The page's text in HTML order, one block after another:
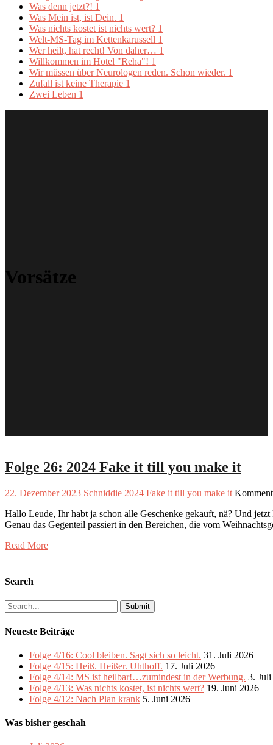
Was denn jetzt?! 1
Was Mein ist, ist Dein. 1
Was nichts kostet ist nichts wert? 1
Welt-MS-Tag im Kettenkarussell 1
Wer heilt, hat recht! Von daher… 1
Willkommen im Hotel "Reha"! 1
Wir müssen über Neurologen reden. Schon wieder. 1
Zufall ist keine Therapie 1
Zwei Leben 1
Vorsätze
Folge 26: 2024 Fake it till you make it
22. Dezember 2023 Schniddie 2024 Fake it till you make it
Hallo Leude, Ihr habt ja schon alle Geschenke gekauft, nä? Und
Genau das Gegenteil passiert in den Bereichen, die vom
Read More
Search
Search
for:
Neueste Beiträge
Folge 4/16: Cool bleiben. Sagt sich so leicht. 31. Juli 2026
Folge 4/15: Heiß. Heißer. Uhthoff. 17. Juli 2026
Folge 4/14: MS ist heilbar!…zumindest in der Werbung. 3.
Folge 4/13: Was nichts kostet, ist nichts wert? 19. Juni 2026
Folge 4/12: Nach Plan krank 5. Juni 2026
Was bisher geschah